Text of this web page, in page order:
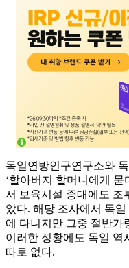
독일연방인구연구소와
‘할아버지 할머니에게 묻
서 보육시설 증대에도 조
았다. 해당 조사에서 독
에 다니지만 그중 절반가
이러한 정황에도 독일 역
따로 없다.